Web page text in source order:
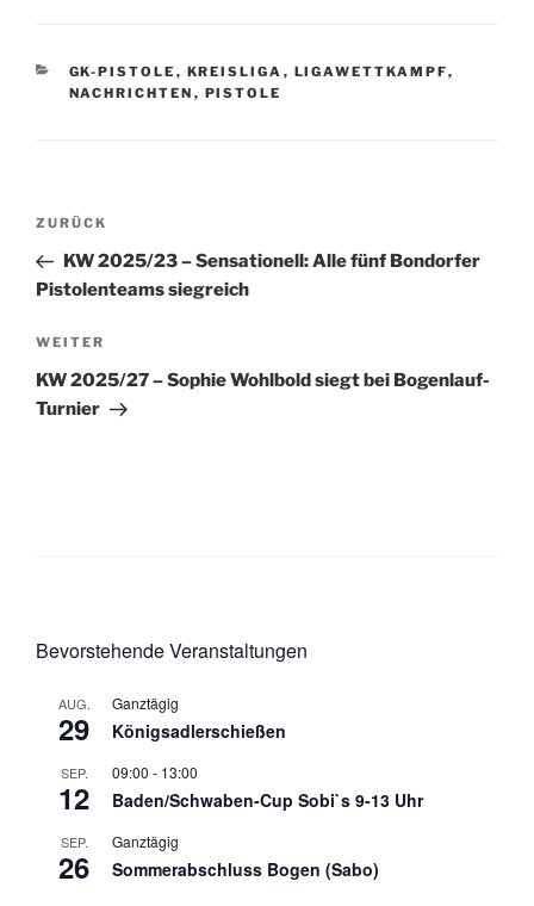
KATEGORIEN
GK-PISTOLE , KREISLIGA , LIGAWETTKAMPF,
NACHRICHTEN , PISTOLE
Beitragsnavigation
Vorheriger
Beitrag
ZURÜCK
KW 2025/23 – Sensationell: Alle fünf Bondorfer
Pistolenteams siegreich
Nächster
Beitrag
WEITER
KW 2025/27 – Sophie Wohlbold siegt bei Bogenlauf-
Turnier
Bevorstehende Veranstaltungen
AUG.
29
Ganztägig
Königsadlerschießen
SEP.
12
09:00 - 13:00
Baden/Schwaben-Cup Sobi`s 9-13 Uhr
SEP.
26
Ganztägig
Sommerabschluss Bogen (Sabo)